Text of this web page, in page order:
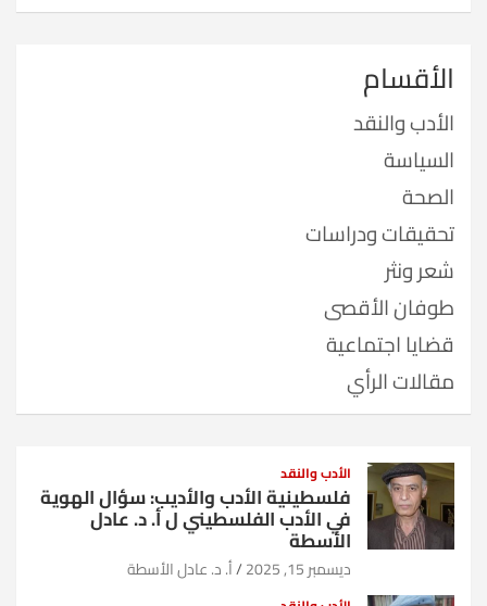
الأقسام
الأدب والنقد
السياسة
الصحة
تحقيقات ودراسات
شعر ونثر
طوفان الأقصى
قضايا اجتماعية
مقالات الرأي
الأدب والنقد
فلسطينية الأدب والأديب: سؤال الهوية
في الأدب الفلسطيني ل أ. د. عادل
الأسطة
ديسمبر 15, 2025 أ. د. عادل الأسطة